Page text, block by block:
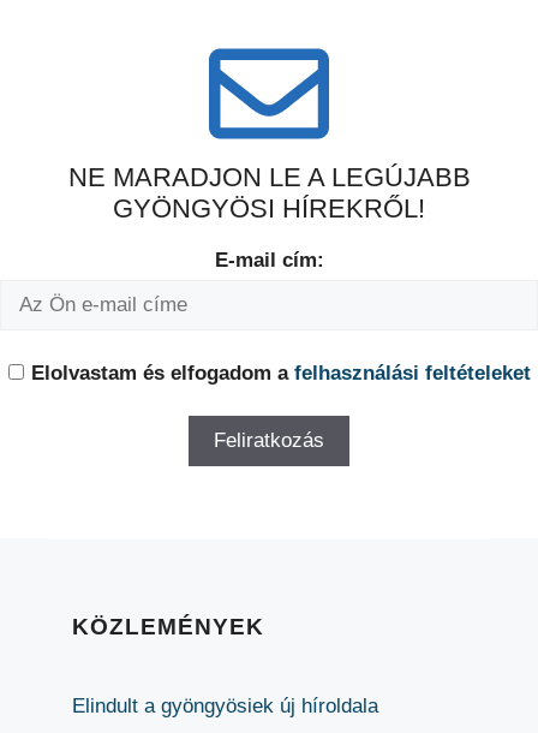
NE MARADJON LE A LEGÚJABB
GYÖNGYÖSI HÍREKRŐL!
E-mail cím:
Elolvastam és elfogadom a felhasználási feltételeket
KÖZLEMÉNYEK
Elindult a gyöngyösiek új híroldala